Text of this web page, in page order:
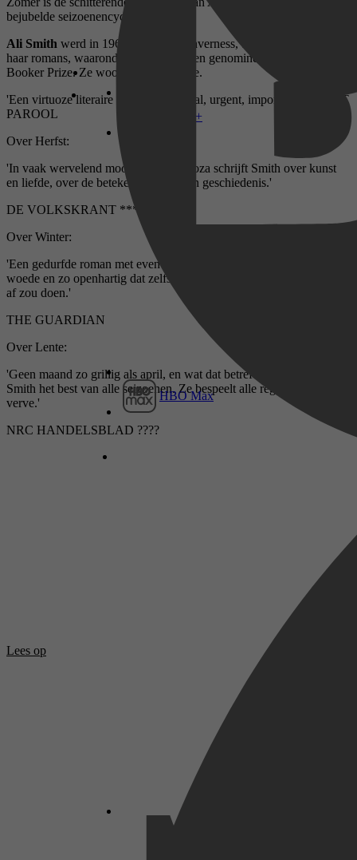
Disney+
HBO Max
bejubelde seizoenencyclus.
Ali Smith werd in 1962 geboren in Inverness, Schotland. Vier van
haar romans, waaronder Herfst, werden genomineerd voor de
Booker Prize. Ze woont in Cambridge.
'Een virtuoze literaire tijdcapsule: vitaal, urgent, imponerend.' - HET
PAROOL
Over Herfst:
'In vaak wervelend mooi en speels proza schrijft Smith over kunst
en liefde, over de betekenis van tijd en geschiedenis.'
DE VOLKSKRANT *****
Over Winter:
'Een gedurfde roman met evenveel liefde als gerechtvaardigde
woede en zo openhartig dat zelfs Charles Dickens zijn hoed ervoor
af zou doen.'
THE GUARDIAN
Over Lente:
'Geen maand zo grillig als april, en wat dat betreft past het voorjaar
Smith het best van alle seizoenen. Ze bespeelt alle registers met
verve.'
NRC HANDELSBLAD ????
Lees op